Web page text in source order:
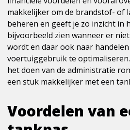
makkelijker om de brandstof- of
beheren en geeft je zo inzicht in
bijvoorbeeld zien wanneer er
wordt en daar ook naar
voertuiggebruik te
het doen van de administratie
een stuk makkelijker met een
Voordelen van